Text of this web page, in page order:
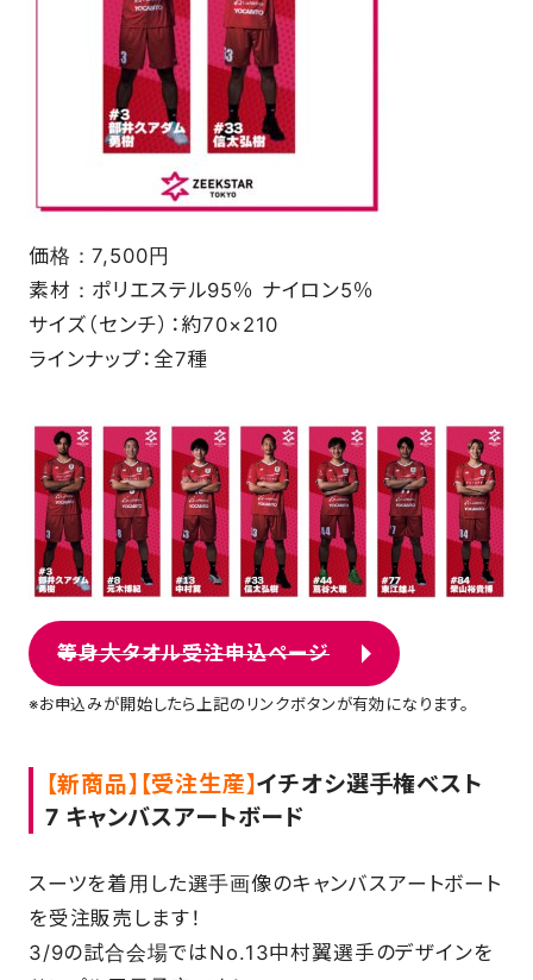
価格：7,500円
素材：ポリエステル95％ ナイロン5％
サイズ（センチ）：約70×210
ラインナップ：全7種
等身大タオル受注申込ページ
※お申込みが開始したら上記のリンクボタンが有効になります。
【新商品】【受注生産】イチオシ選手権ベスト
7 キャンバスアートボード
スーツを着用した選手画像のキャンバスアートボート
を受注販売します！
3/9の試合会場ではNo.13中村翼選手のデザインを